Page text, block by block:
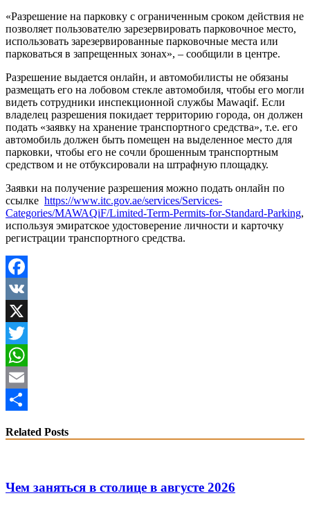
«Разрешение на парковку с ограниченным сроком действия не
позволяет пользователю зарезервировать парковочное место,
использовать зарезервированные парковочные места или
парковаться в запрещенных зонах», – сообщили в центре.
Разрешение выдается онлайн, и автомобилисты не обязаны
размещать его на лобовом стекле автомобиля, чтобы его могли
видеть сотрудники инспекционной службы Mawaqif. Если
владелец разрешения покидает территорию города, он должен
подать «заявку на хранение транспортного средства», т.е. его
автомобиль должен быть помещен на выделенное место для
парковки, чтобы его не сочли брошенным транспортным
средством и не отбуксировали на штрафную площадку.
Заявки на получение разрешения можно подать онлайн по
ссылке https://www.itc.gov.ae/services/Services-
Categories/MAWAQiF/Limited-Term-Permits-for-Standard-Parking,
используя эмиратское удостоверение личности и карточку
регистрации транспортного средства.
Facebook
VK
X
Twitter
WhatsApp
Email
Related Posts
Чем заняться в столице в августе 2026